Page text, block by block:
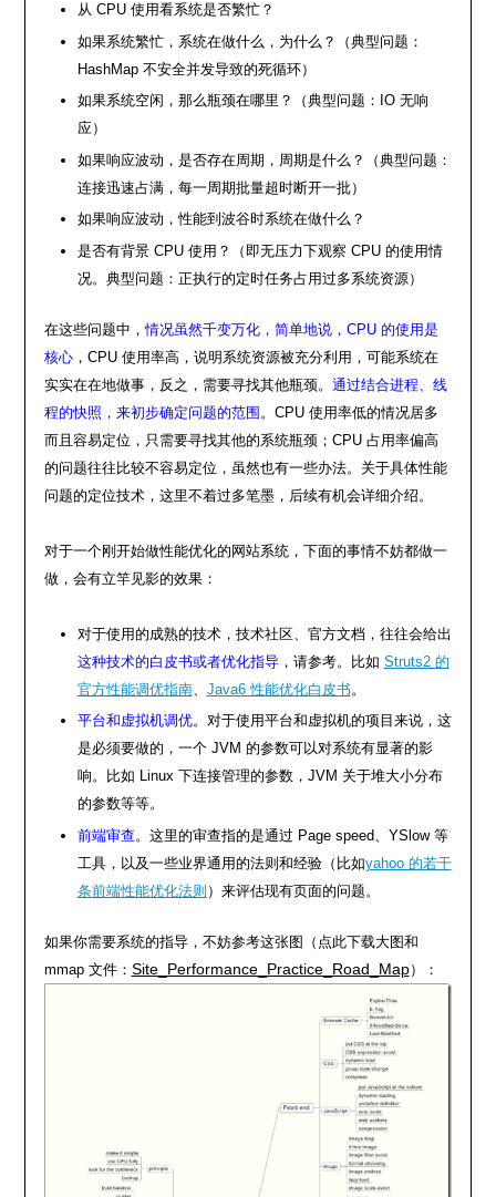
从 CPU 使用看系统是否繁忙？
如果系统繁忙，系统在做什么，为什么？（典型问题：
HashMap 不安全并发导致的死循环）
如果系统空闲，那么瓶颈在哪里？（典型问题：IO 无响
应）
如果响应波动，是否存在周期，周期是什么？（典型问题：
连接迅速占满，每一周期批量超时断开一批）
如果响应波动，性能到波谷时系统在做什么？
是否有背景 CPU 使用？（即无压力下观察 CPU 的使用情
况。典型问题：正执行的定时任务占用过多系统资源）
在这些问题中，情况虽然千变万化，简单地说，CPU 的使用是
核心，CPU 使用率高，说明系统资源被充分利用，可能系统在
实实在在地做事，反之，需要寻找其他瓶颈。 通过结合进程、线
程的快照，来初步确定问题的范围 。CPU 使用率低的情况居多
而且容易定位，只需要寻找其他的系统瓶颈；CPU 占用率偏高
的问题往往比较不容易定位，虽然也有一些办法。关于具体性能
问题的定位技术，这里不着过多笔墨，后续有机会详细介绍。
对于一个刚开始做性能优化的网站系统，下面的事情不妨都做一
做，会有立竿见影的效果：
对于使用的成熟的技术，技术社区、官方文档，往往会给出
这种技术的白皮书或者优化指导，请参考。比如 Struts2 的
官方性能调优指南、 Java6 性能优化白皮书 。
平台和虚拟机调优。对于使用平台和虚拟机的项目来说，这
是必须要做的，一个 JVM 的参数可以对系统有显著的影
响。比如 Linux 下连接管理的参数，JVM 关于堆大小分布
的参数等等。
前端审查 。这里的审查指的是通过 Page speed、YSlow 等
工具，以及一些业界通用的法则和经验（比如yahoo 的若干
条前端性能优化法则 ）来评估现有页面的问题。
如果你需要系统的指导，不妨参考这张图（点此下载大图和
mmap 文件： Site_Performance_Practice_Road_Map）：